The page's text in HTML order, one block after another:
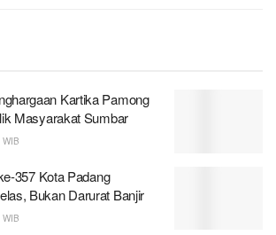
Kartika Pamong
Masyarakat Sumbar
357 Kota Padang
Bukan Darurat Banjir